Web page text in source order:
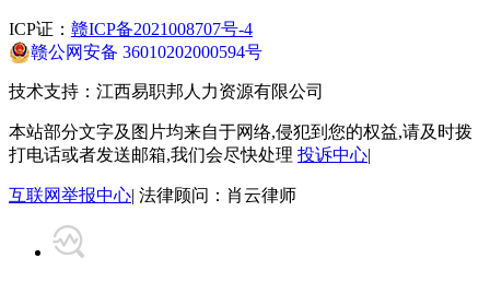
ICP证： 赣ICP备2021008707号-4
赣公网安备 36010202000594号
技术支持： 江西易职邦人力资源有限公司
本站部分文字及图片均来自于网络,侵犯到您的权益,请及时拨
打电话或者发送邮箱,我们会尽快处理 投诉中心|
互联网举报中心| 法律顾问：肖云律师